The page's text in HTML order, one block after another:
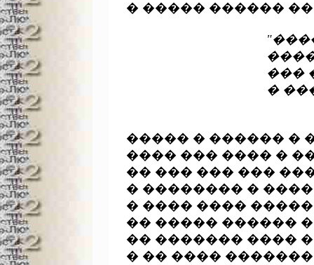
� ����� ������
����� � ������ �
���� ��� ���� �
�� ��� ��� ���
� �������� �
� ���� ����
�� ����� ������
�� ������� ����
� �� ����